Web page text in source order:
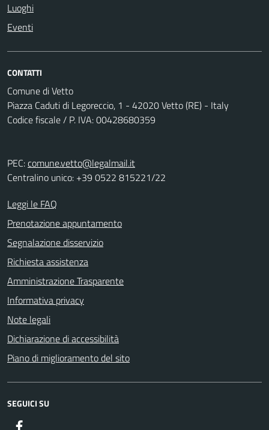
Luoghi
Eventi
CONTATTI
Comune di Vetto
Piazza Caduti di Legoreccio, 1 - 42020 Vetto (RE) - Italy
Codice fiscale / P. IVA: 00428680359
PEC:comune.vetto@legalmail.it
Centralino unico: +39 0522 815221/22
Leggi le FAQ
Prenotazione appuntamento
Segnalazione disservizio
Richiesta assistenza
Amministrazione Trasparente
Informativa privacy
Note legali
Dichiarazione di accessibilità
Piano di miglioramento del sito
SEGUICI SU